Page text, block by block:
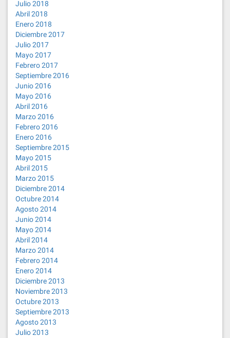
Julio 2018
Abril 2018
Enero 2018
Diciembre 2017
Julio 2017
Mayo 2017
Febrero 2017
Septiembre 2016
Junio 2016
Mayo 2016
Abril 2016
Marzo 2016
Febrero 2016
Enero 2016
Septiembre 2015
Mayo 2015
Abril 2015
Marzo 2015
Diciembre 2014
Octubre 2014
Agosto 2014
Junio 2014
Mayo 2014
Abril 2014
Marzo 2014
Febrero 2014
Enero 2014
Diciembre 2013
Noviembre 2013
Octubre 2013
Septiembre 2013
Agosto 2013
Julio 2013